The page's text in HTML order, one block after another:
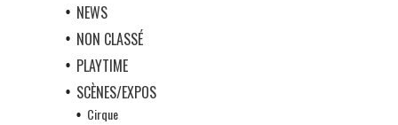
NEWS
NON CLASSÉ
PLAYTIME
SCÈNES/EXPOS
Cirque